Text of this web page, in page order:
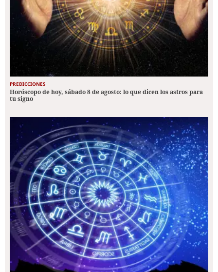
PREDICCIONES
Horóscopo de hoy, sábado 8 de agosto: lo que dicen los astros para
tu signo